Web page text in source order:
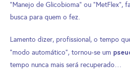
“Manejo de Glicobioma” ou “MetFlex”,
busca para quem o fez.
Lamento dizer, profissional, o tempo
“modo automático”, tornou-se um
tempo nunca mais será recuperado…